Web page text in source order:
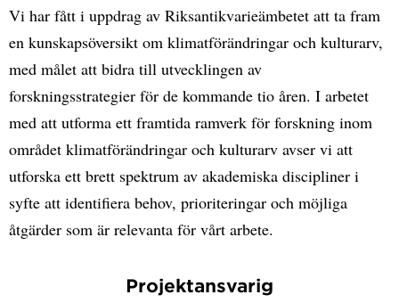
Vi har fått i uppdrag av Riksantikvarieämbetet att ta fram
en kunskapsöversikt om klimatförändringar och kulturarv,
med målet att bidra till utvecklingen av
forskningsstrategier för de kommande tio åren. I arbetet
med att utforma ett framtida ramverk för forskning inom
området klimatförändringar och kulturarv avser vi att
utforska ett brett spektrum av akademiska discipliner i
syfte att identifiera behov, prioriteringar och möjliga
åtgärder som är relevanta för vårt arbete.
Projektansvarig